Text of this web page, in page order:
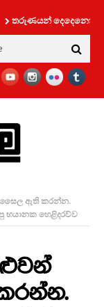
දෙදෙනෙක් සමග
සෛල ඇති කරන්න.
හෙළිදරව්ව